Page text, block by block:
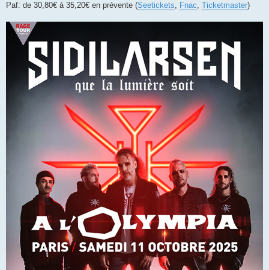
Paf: de 30,80€ à 35,20€ en prévente (Seetickets, Fnac, Ticketmaster)